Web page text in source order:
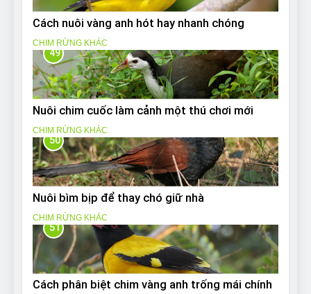
Cách nuôi vàng anh hót hay nhanh chóng
CHIM RỪNG KHÁC
49
Nuôi chim cuốc làm cảnh một thú chơi mới
CHIM RỪNG KHÁC
50
Nuôi bìm bịp để thay chó giữ nhà
CHIM RỪNG KHÁC
51
Cách phân biệt chim vàng anh trống mái chính